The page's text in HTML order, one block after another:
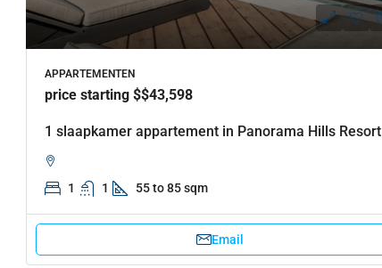
APPARTEMENTEN
price starting $$43,598
1 slaapkamer appartement in Panorama Hills Resort
1 1 55 to 85 sqm
Email